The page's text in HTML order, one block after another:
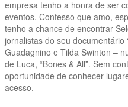
empresa tenho a honra de ser
eventos. Confesso que amo,
tenho a chance de encontrar
jornalistas do seu documentário
Guadagnino e Tilda Swinton –
de Luca, “Bones & All”. Sem
oportunidade de conhecer
acesso.